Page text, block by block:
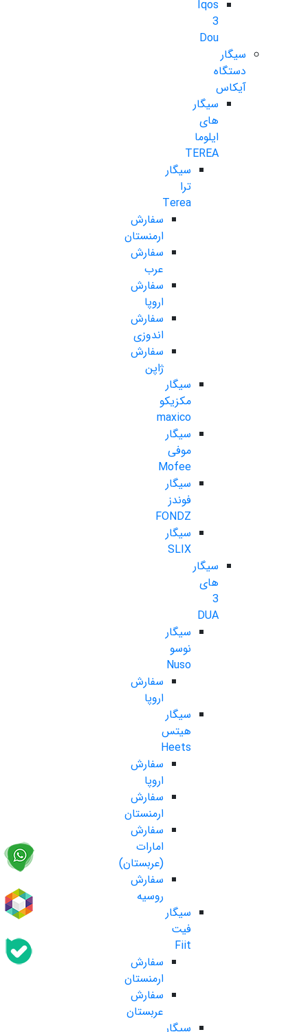
Iqos
3
Dou
سیگار
دستگاه
آیکاس
سیگار
های
ایلوما
TEREA
سیگار
ترا
Terea
سفارش
ارمنستان
سفارش
عرب
سفارش
اروپا
سفارش
اندوزی
سفارش
ژاپن
سیگار
مکزیکو
maxico
سیگار
موفی
Mofee
سیگار
فوندز
FONDZ
سیگار
SLIX
سیگار
های
3
DUA
سیگار
نوسو
Nuso
سفارش
اروپا
سیگار
هیتس
Heets
سفارش
اروپا
سفارش
ارمنستان
سفارش
امارات
(عربستان)
سفارش
روسیه
سیگار
فیت
Fiit
سفارش
ارمنستان
سفارش
عربستان
سیگار